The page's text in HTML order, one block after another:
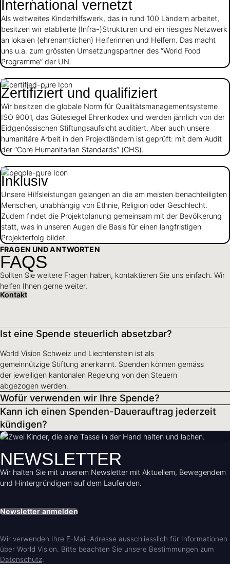
International vernetzt
Als weltweites Kinderhilfswerk, das in rund 100 Ländern arbeitet,
besitzen wir etablierte (Infra-)Strukturen und ein riesiges Netzwerk
an lokalen (ehrenamtlichen) Helferinnen und Helfern. Das macht
uns u.a. zum grössten Umsetzungspartner des “World Food
Programme” der UN.
Zertifiziert und qualifiziert
Wir besitzen die globale Norm für Qualitätsmanagementsysteme
ISO 9001, das Gütesiegel Ehrenkodex und werden jährlich von der
Eidgenössischen Stiftungsaufsicht auditiert. Aber auch unsere
humanitäre Arbeit in den Projektländern ist geprüft: mit dem Audit
der “Core Humanitarian Standards” (CHS).
Inklusiv
Unsere Hilfsleistungen gelangen an die am meisten benachteiligten
Menschen, unabhängig von Ethnie, Religion oder Geschlecht.
Zudem findet die Projektplanung gemeinsam mit der Bevölkerung
statt, was in unseren Augen die Basis für einen langfristigen
Projekterfolg bildet.
FRAGEN UND ANTWORTEN
FAQS
Sollten Sie weitere Fragen haben, kontaktieren Sie uns einfach. Wir
helfen Ihnen gerne weiter.
Kontakt
Ist eine Spende steuerlich absetzbar?
World Vision Schweiz und Liechtenstein ist als
gemeinnützige Stiftung anerkannt. Spenden können gemäss
der jeweiligen kantonalen Regelung von den Steuern
abgezogen werden.
Wofür verwenden wir Ihre Spende?
Kann ich einen Spenden-Dauerauftrag jederzeit
kündigen?
NEWSLETTER
Wir halten Sie mit unserem Newsletter mit Aktuellem, Bewegendem
und Hintergründigem auf dem Laufenden.
Newsletter anmelden
Wir verwenden Ihre E-Mail-Adresse ausschliesslich für Informationen
über World Vision. Bitte beachten Sie unsere Bestimmungen zum
Datenschutz.